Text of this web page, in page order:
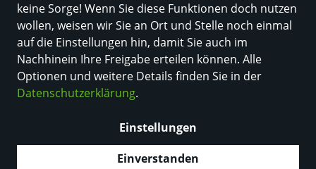
keine Sorge! Wenn Sie diese Funktionen doch nutzen
wollen, weisen wir Sie an Ort und Stelle noch einmal
auf die Einstellungen hin, damit Sie auch im
Nachhinein Ihre Freigabe erteilen können. Alle
Optionen und weitere Details finden Sie in der
Datenschutzerklärung.
Einstellungen
Einverstanden
JCOLEGACY SWEAT SCUBA
ZIP HOOD NOOS JNR
JCOLEGACY SWEAT SCUBA
ZIP HOOD NOOS JNR